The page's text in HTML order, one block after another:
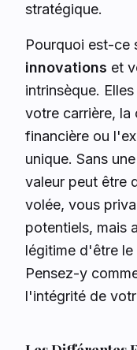
stratégique.
Pourquoi est-ce
innovations et
intrinsèque.
votre carrière, la
financière ou
unique. Sans
valeur peut être
volée, vous
potentiels, mais
légitime d'être
Pensez-y
l'intégrité de